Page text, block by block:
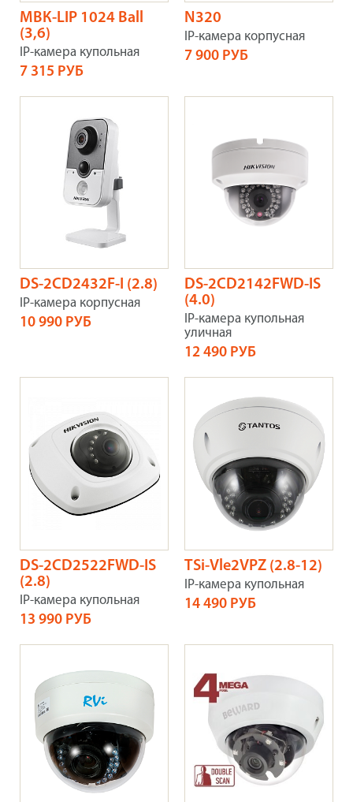
МВК-LIP 1024 Ball
(3,6)
IP-камера купольная
7 315 РУБ
N320
IP-камера корпусная
7 900 РУБ
DS-2CD2432F-I (2.8)
IP-камера корпусная
10 990 РУБ
DS-2CD2142FWD-IS
(4.0)
IP-камера купольная
уличная
12 490 РУБ
DS-2CD2522FWD-IS
(2.8)
IP-камера купольная
13 990 РУБ
TSi-Vle2VPZ (2.8-12)
IP-камера купольная
14 490 РУБ